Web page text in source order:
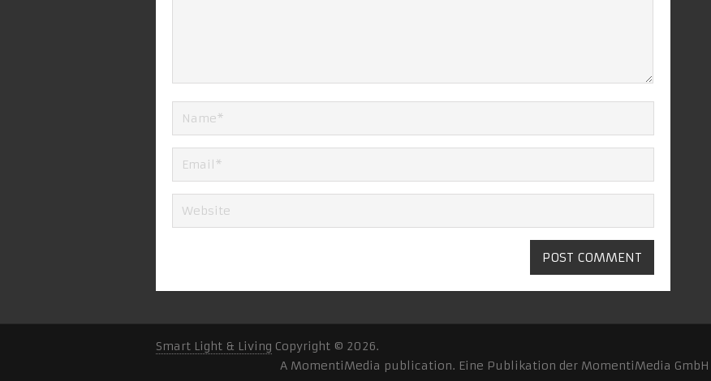
Smart Light & Living Copyright © 2026.
A MomentiMedia publication. Eine Publikation der MomentiMedia GmbH |